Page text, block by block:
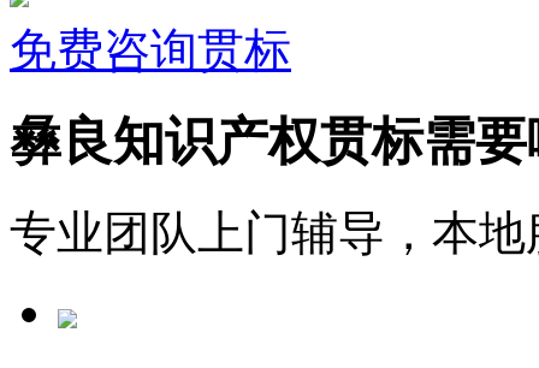
免费咨询贯标
彝良知识产权贯标需
专业团队上门辅导，本